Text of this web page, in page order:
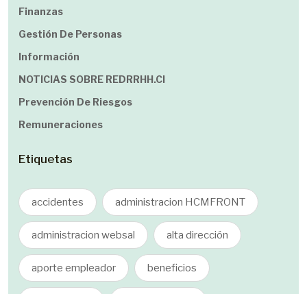
Finanzas
Gestión De Personas
Información
NOTICIAS SOBRE REDRRHH.cl
Prevención De Riesgos
Remuneraciones
Etiquetas
accidentes administracion HCMFRONT
administracion websal alta dirección
aporte empleador beneficios